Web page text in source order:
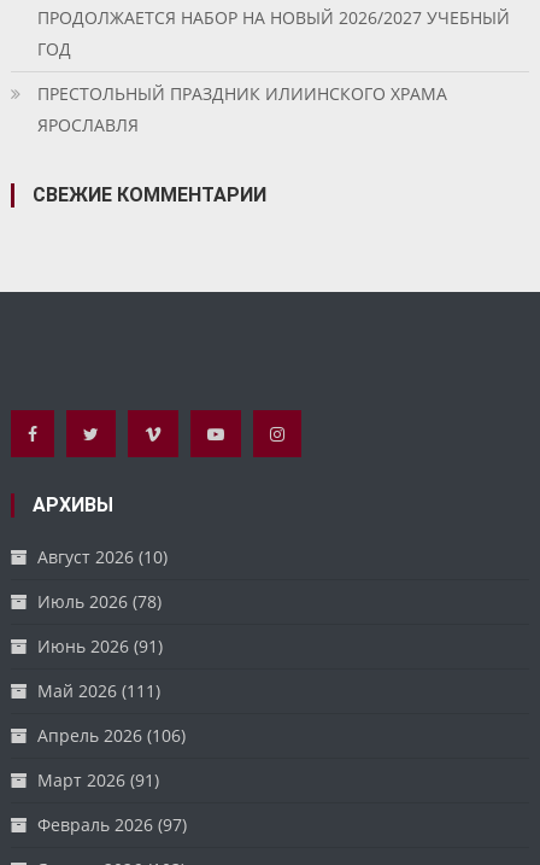
ПРОДОЛЖАЕТСЯ НАБОР НА НОВЫЙ 2026/2027 УЧЕБНЫЙ
ГОД
ПРЕСТОЛЬНЫЙ ПРАЗДНИК ИЛИИНСКОГО ХРАМА
ЯРОСЛАВЛЯ
СВЕЖИЕ КОММЕНТАРИИ
АРХИВЫ
Август 2026 (10)
Июль 2026 (78)
Июнь 2026 (91)
Май 2026 (111)
Апрель 2026 (106)
Март 2026 (91)
Февраль 2026 (97)